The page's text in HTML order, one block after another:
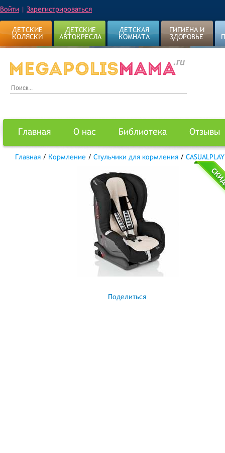
Войти | Зарегистрироваться
ДЕТСКИЕ
КОЛЯСКИ
ДЕТСКИЕ
АВТОКРЕСЛА
ДЕТСКАЯ
КОМНАТА
ГИГИЕНА И
ЗДОРОВЬЕ
Главная О нас Библиотека Отзывы
Главная / Кормление / Стульчики для кормления / CASUALPLAY
Поделиться